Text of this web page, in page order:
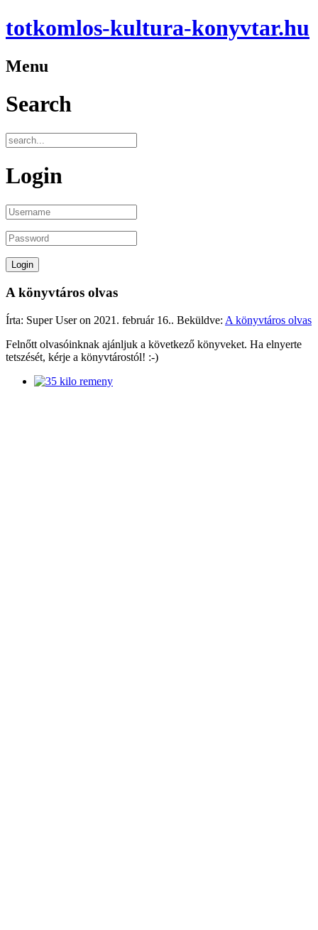
totkomlos-kultura-konyvtar.hu
Menu
Search
Login
A könyvtáros olvas
Írta: Super User on 2021. február 16.. Beküldve: A könyvtáros olvas
Felnőtt olvasóinknak ajánljuk a következő könyveket. Ha elnyerte
tetszését, kérje a könyvtárostól! :-)